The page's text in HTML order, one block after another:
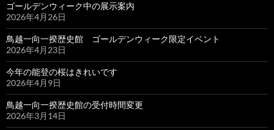
ゴールデンウィーク中の展示案内
2026年4月26日
鳥越一向一揆歴史館 ゴールデンウィーク限定イベント
2026年4月23日
今年の能登の桜はきれいです
2026年4月9日
鳥越一向一揆歴史館の受付時間変更
2026年3月14日